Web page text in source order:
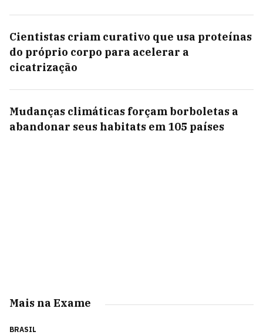
Cientistas criam curativo que usa proteínas
do próprio corpo para acelerar a
cicatrização
Mudanças climáticas forçam borboletas a
abandonar seus habitats em 105 países
Mais na Exame
BRASIL